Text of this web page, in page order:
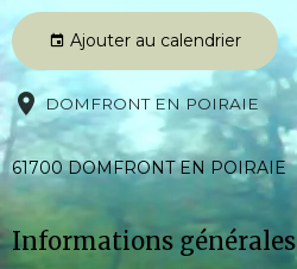
Ajouter au calendrier
DOMFRONT EN POIRAIE
61700 DOMFRONT EN POIRAIE
Informations générales